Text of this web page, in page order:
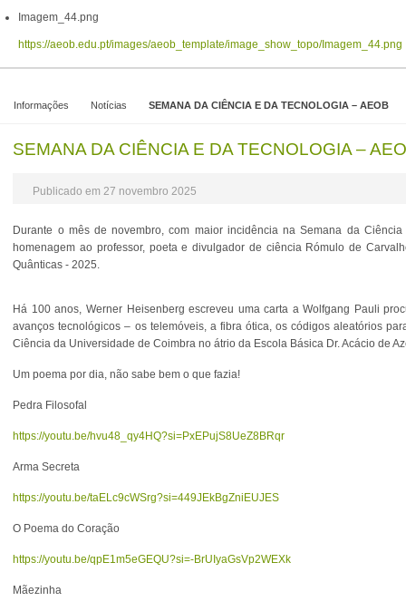
Imagem_44.png
https://aeob.edu.pt/images/aeob_template/image_show_topo/Imagem_44.png
Informações Notícias SEMANA DA CIÊNCIA E DA TECNOLOGIA – AEOB
SEMANA DA CIÊNCIA E DA TECNOLOGIA –
Publicado em 27 novembro 2025
Durante o mês de novembro, com maior incidência na Semana da
homenagem ao professor, poeta e divulgador de ciência Rómulo de
Quânticas - 2025.
Há 100 anos, Werner Heisenberg escreveu uma carta a Wolfgang Pauli
avanços tecnológicos – os telemóveis, a fibra ótica, os códigos aleatórios
Ciência da Universidade de Coimbra no átrio da Escola Básica Dr. Acácio de
Um poema por dia, não sabe bem o que fazia!
Pedra Filosofal
https://youtu.be/hvu48_qy4HQ?si=PxEPujS8UeZ8BRqr
Arma Secreta
https://youtu.be/taELc9cWSrg?si=449JEkBgZniEUJES
O Poema do Coração
https://youtu.be/qpE1m5eGEQU?si=-BrUIyaGsVp2WEXk
Mãezinha